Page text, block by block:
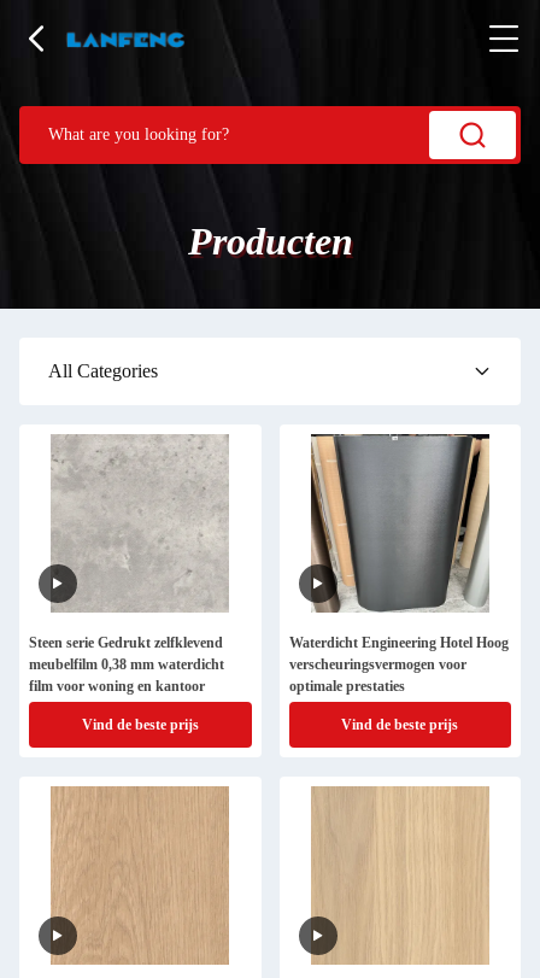
Producten
All Categories
Steen serie Gedrukt zelfklevend
meubelfilm 0,38 mm waterdicht
film voor woning en kantoor
Vind de beste prijs
Waterdicht Engineering Hotel Hoog
verscheuringsvermogen voor
optimale prestaties
Vind de beste prijs